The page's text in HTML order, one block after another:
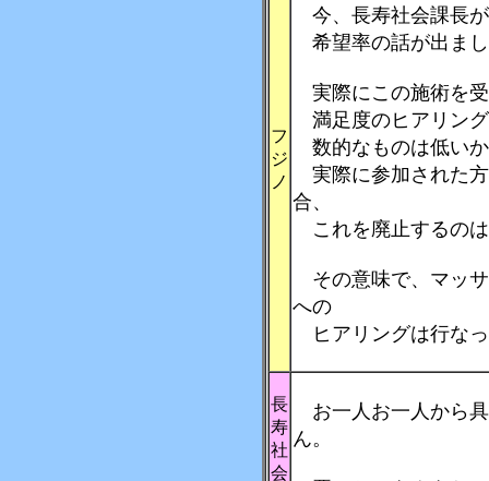
フ
ジ
ノ
今、長寿社会課長
希望率の話が出ま
実際にこの施術を
満足度のヒアリン
数的なものは低い
実際に参加された
合、
これを廃止するの
その意味で、マッ
への
ヒアリングは行な
長
寿
社
会
お一人お一人から
ん。